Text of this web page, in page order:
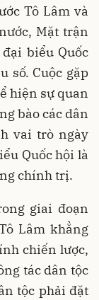
Tô Lâm và
Mặt trận
biểu Quốc
số. Cuộc gặp
hiện sự quan
bào các dân
vai trò ngày
Quốc hội là
chính trị.
giai đoạn
Lâm khẳng
chiến lược,
tác dân tộc
tộc phải đặt